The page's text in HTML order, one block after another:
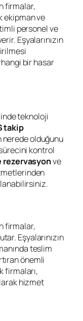
firmalar,
ekipman ve
personel ve
Eşyalarınızın
bir hasar
teknoloji
takip
nerede olduğunu
kontrol
rezervasyonve
firmalar,
Eşyalarınızın
teslim
önemli
firmaları,
hizmet